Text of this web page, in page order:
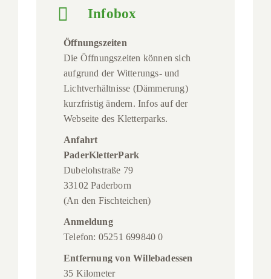
Infobox
Öffnungszeiten
Die Öffnungszeiten können sich
aufgrund der Witterungs- und
Lichtverhältnisse (Dämmerung)
kurzfristig ändern. Infos auf der
Webseite des Kletterparks.
Anfahrt
PaderKletterPark
Dubelohstraße 79
33102 Paderborn
(An den Fischteichen)
Anmeldung
Telefon: 05251 699840 0
Entfernung von Willebadessen
35 Kilometer